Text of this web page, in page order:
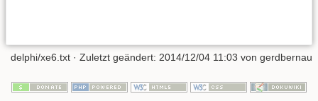
delphi/xe6.txt · Zuletzt geändert: 2014/12/04 11:03 von gerdbernau